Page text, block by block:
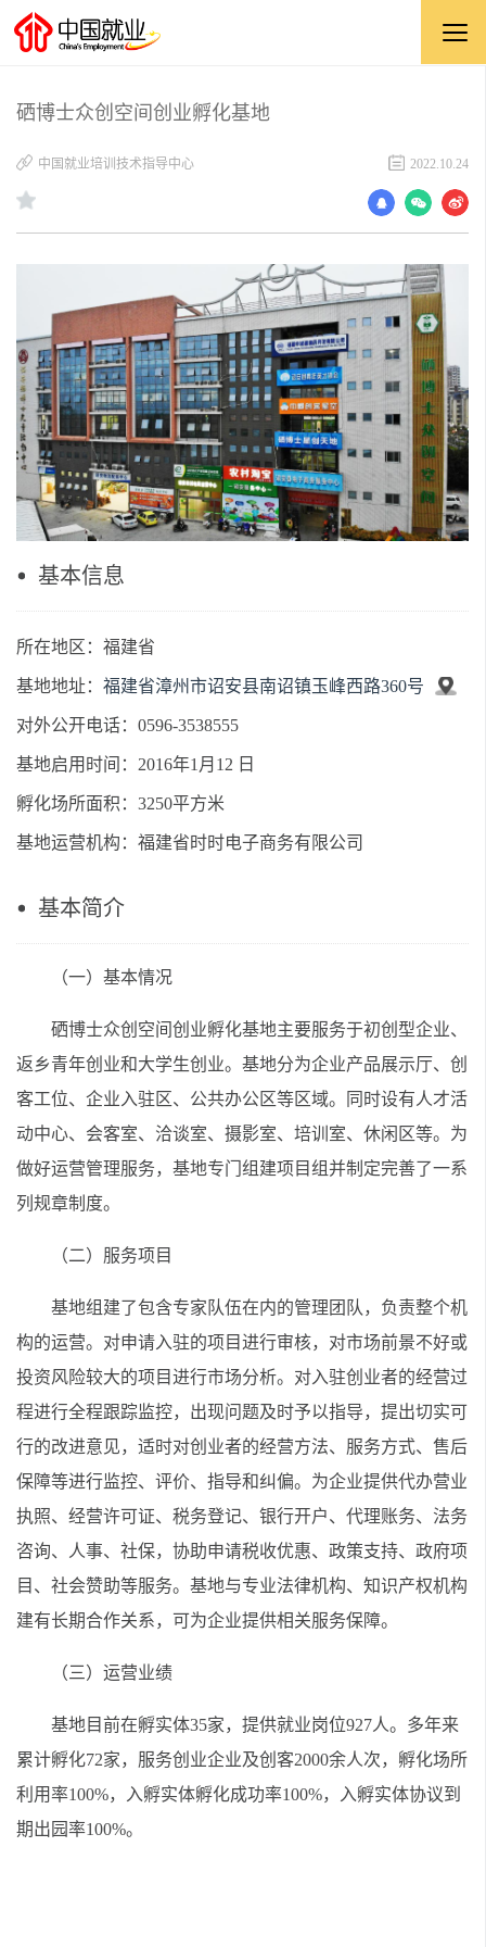
硒博士众创空间创业孵化基地
中国就业培训技术指导中心 2022.10.24
基本信息
所在地区：福建省
基地地址： 福建省漳州市诏安县南诏镇玉峰西路360号
对外公开电话：0596-3538555
基地启用时间：2016年1月12 日
孵化场所面积：3250平方米
基地运营机构：福建省时时电子商务有限公司
基本简介
（一）基本情况
硒博士众创空间创业孵化基地主要服务于初创型企业、
返乡青年创业和大学生创业。基地分为企业产品展示厅、创
客工位、企业入驻区、公共办公区等区域。同时设有人才活
动中心、会客室、洽谈室、摄影室、培训室、休闲区等。为
做好运营管理服务，基地专门组建项目组并制定完善了一系
列规章制度。
（二）服务项目
基地组建了包含专家队伍在内的管理团队，负责整个机
构的运营。对申请入驻的项目进行审核，对市场前景不好或
投资风险较大的项目进行市场分析。对入驻创业者的经营过
程进行全程跟踪监控，出现问题及时予以指导，提出切实可
行的改进意见，适时对创业者的经营方法、服务方式、售后
保障等进行监控、评价、指导和纠偏。为企业提供代办营业
执照、经营许可证、税务登记、银行开户、代理账务、法务
咨询、人事、社保，协助申请税收优惠、政策支持、政府项
目、社会赞助等服务。基地与专业法律机构、知识产权机构
建有长期合作关系，可为企业提供相关服务保障。
（三）运营业绩
基地目前在孵实体35家，提供就业岗位927人。多年来
累计孵化72家，服务创业企业及创客2000余人次，孵化场所
利用率100%，入孵实体孵化成功率100%，入孵实体协议到
期出园率100%。